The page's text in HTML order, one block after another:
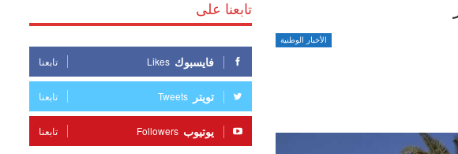
الأخبار الوطنية
تابعنا على
فايسبوك Likes تابعنا
تويتر Tweets تابعنا
يوتيوب Followers تابعنا